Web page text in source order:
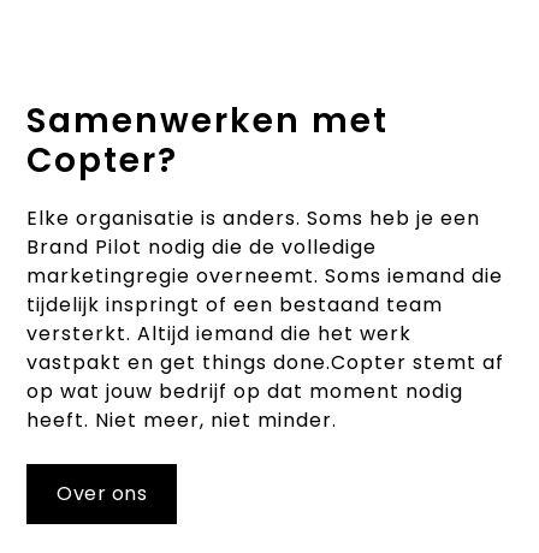
Samenwerken met
Copter?
Elke organisatie is anders. Soms heb je een
Brand Pilot nodig die de volledige
marketingregie overneemt. Soms iemand die
tijdelijk inspringt of een bestaand team
versterkt. Altijd iemand die het werk
vastpakt en get things done.Copter stemt af
op wat jouw bedrijf op dat moment nodig
heeft. Niet meer, niet minder.
Over ons